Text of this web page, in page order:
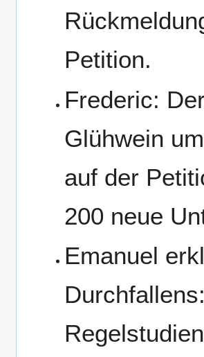
Petition.
Frederic:
Glühwein
auf der
200 neue
Emanuel